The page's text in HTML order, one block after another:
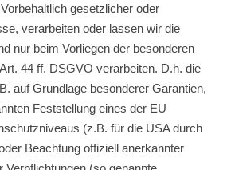
gesetzlicher oder
verarbeiten oder lassen wir die
nur beim Vorliegen der besonderen
44 ff. DSGVO verarbeiten. D.h. die
auf Grundlage besonderer Garantien,
Feststellung eines der EU
(z.B. für die USA durch
Beachtung offiziell anerkannter